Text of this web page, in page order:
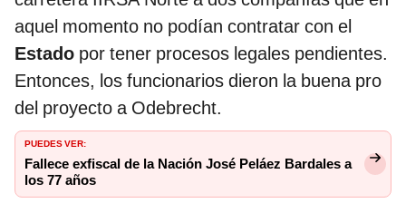
aquel momento no podían contratar con el
Estado por tener procesos legales pendientes.
Entonces, los funcionarios dieron la buena pro
del proyecto a Odebrecht.
PUEDES VER:
Fallece exfiscal de la Nación José Peláez Bardales a
los 77 años